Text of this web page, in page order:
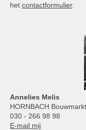
het contactformulier.
Annelies Melis
HORNBACH
030 - 266 98 98
E-mail mij